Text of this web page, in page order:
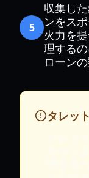
5
収集し
ンをス
火力を
理する
ローン
タレッ